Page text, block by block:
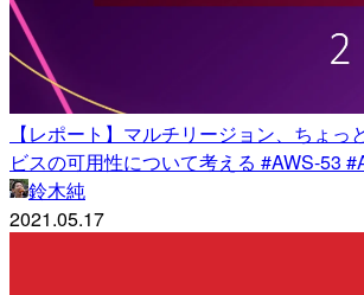
【レポート】マルチリージョン、ちょ
ビスの可用性について考える #AWS-53
鈴木純
2021.05.17